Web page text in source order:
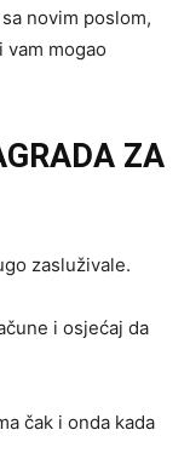
novim poslom,
mogao
ZA
zasluživale.
i osjećaj da
čak i onda kada